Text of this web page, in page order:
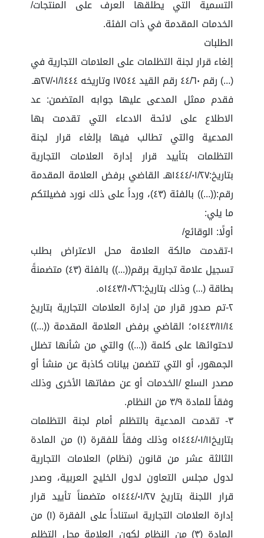
التسمية التي يطلقها العرف على المنتجات/
الخدمات المقدمة في ذات الفئة.
الطلبات
إلغاء قرار لجنة التظلمات على العلامات التجارية في
(...) رقم ٤٤/٦٠ رقم القيد ١٧٥٤٤ وتاريخه ٢٧/٠١/١٤٤٤هـ
فقدم ممثل المدعى عليها جوابه المتضمن: عد
الاطلاع على لائحة الادعاء التي تقدمت بها
المدعية والتي تطالب فيها بإلغاء قرار لجنة
التظلمات بتأييد قرار إدارة العلامات التجارية
بتاريخ:١٤٤٤/٠١/٢٧هـ القاضي برفض العلامة المقدمة
رقم:((...)) بالفئة (٤٣)، ورداً على ذلك نورد فضيلتكم
ما يلي:
أولًا: الوقائع/
١-تقدمت مالكة العلامة محل الاعتراض بطلب
تسجيل علامة تجارية برقم((...)) بالفئة (٤٣) متضمنةً
بطاقة (...) وذلك بتاريخ:١٤٤٣/١٠/٢٦ه.
٢-تم صدور قرار من إدارة العلامات التجارية بتاريخ
١٤٤٣/١١/١٤ه؛ القاضي برفض العلامة المقدمة ((...))
لاحتوائها على كلمة ((...)) والتي من شأنها تضلل
الجمهور، أو التي تتضمن بيانات كاذبة عن منشأ أو
مصدر السلع /الخدمات أو عن صفاتها الأخرى وذلك
وفقاً للمادة ٣/٩ من النظام.
٣- تقدمت المدعية بالتظلم أمام لجنة التظلمات
بتاريخ١٤٤٤/٠١/١١ه وذلك وفقاً للفقرة (١) من المادة
الثالثة عشر من قانون (نظام) العلامات التجارية
لدول مجلس التعاون لدول الخليج العربية، وصدر
قرار اللجنة بتاريخ ١٤٤٤/٠١/٢٧ه متضمناً تأييد قرار
إدارة العلامات التجارية استناداً على الفقرة (١) من
المادة (٣) من النظام لكون العلامة محل التظلم